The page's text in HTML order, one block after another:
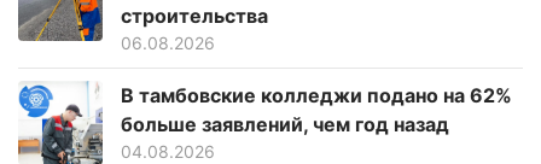
строительства
06.08.2026
В тамбовские колледжи подано на 62%
больше заявлений, чем год назад
04.08.2026